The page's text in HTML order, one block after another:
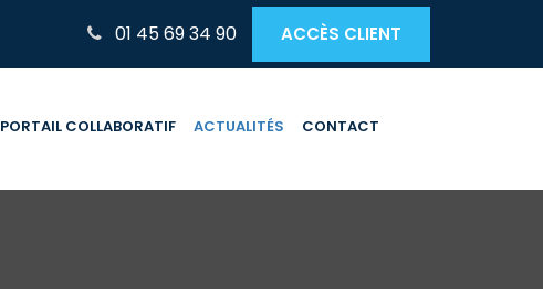
01 45 69 34 90 ACCÈS CLIENT
PORTAIL COLLABORATIF ACTUALITÉS CONTACT